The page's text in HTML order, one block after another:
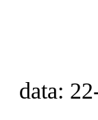
data: